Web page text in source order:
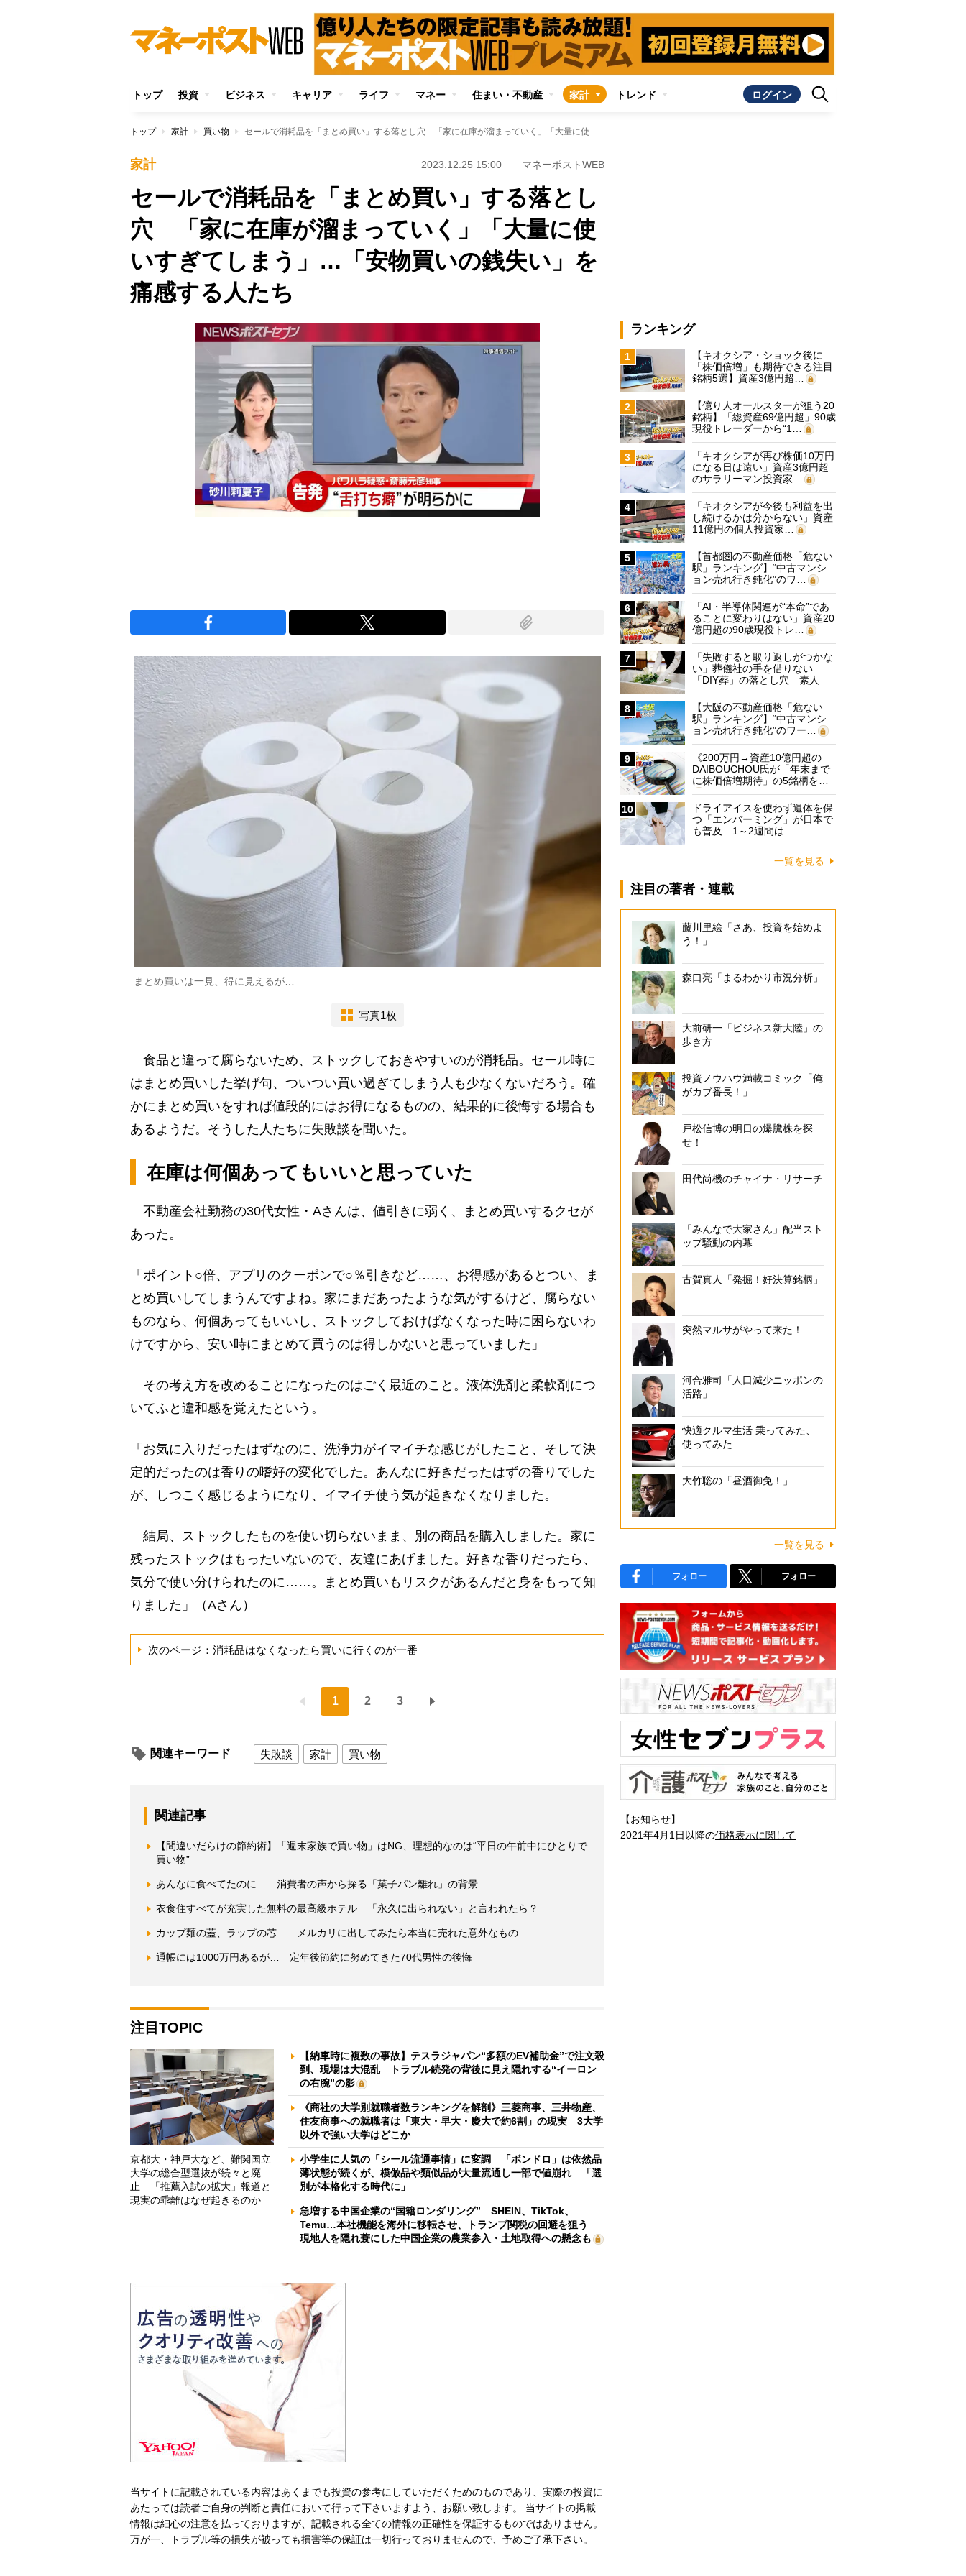
トップ 投資 ビジネス キャリア ライフ マネー 住まい・不動産 家計 トレンド ログイン
トップ 家計 買い物 セールで消耗品を「まとめ買い」する落とし穴 「家に在庫が溜まっていく」「大量に使いすぎてしまう」…「安物買いの銭失い」を痛感する人たち
家計 2023.12.25 15:00 マネーポストWEB
セールで消耗品を「まとめ買い」する落とし
穴 「家に在庫が溜まっていく」「大量に使
いすぎてしまう」…「安物買いの銭失い」を
痛感する人たち
まとめ買いは一見、得に見えるが…
写真1枚
食品と違って腐らないため、ストックしておきやすいのが消耗品。セール時に
はまとめ買いした挙げ句、ついつい買い過ぎてしまう人も少なくないだろう。確
かにまとめ買いをすれば値段的にはお得になるものの、結果的に後悔する場合も
あるようだ。そうした人たちに失敗談を聞いた。
在庫は何個あってもいいと思っていた
不動産会社勤務の30代女性・Aさんは、値引きに弱く、まとめ買いするクセが
あった。
「ポイント○倍、アプリのクーポンで○％引きなど……、お得感があるとつい、ま
とめ買いしてしまうんですよね。家にまだあったような気がするけど、腐らない
ものなら、何個あってもいいし、ストックしておけばなくなった時に困らないわ
けですから、安い時にまとめて買うのは得しかないと思っていました」
その考え方を改めることになったのはごく最近のこと。液体洗剤と柔軟剤につ
いてふと違和感を覚えたという。
「お気に入りだったはずなのに、洗浄力がイマイチな感じがしたこと、そして決
定的だったのは香りの嗜好の変化でした。あんなに好きだったはずの香りでした
が、しつこく感じるようになり、イマイチ使う気が起きなくなりました。
結局、ストックしたものを使い切らないまま、別の商品を購入しました。家に
残ったストックはもったいないので、友達にあげました。好きな香りだったら、
気分で使い分けられたのに……。まとめ買いもリスクがあるんだと身をもって知
りました」（Aさん）
次のページ：消耗品はなくなったら買いに行くのが一番
1 2 3
関連キーワード 失敗談 家計 買い物
関連記事
【間違いだらけの節約術】「週末家族で買い物」はNG、理想的なのは“平日の午前中にひとりで
買い物”
あんなに食べてたのに… 消費者の声から探る「菓子パン離れ」の背景
衣食住すべてが充実した無料の最高級ホテル 「永久に出られない」と言われたら？
カップ麺の蓋、ラップの芯… メルカリに出してみたら本当に売れた意外なもの
通帳には1000万円あるが… 定年後節約に努めてきた70代男性の後悔
注目TOPIC
京都大・神戸大など、難関国立
大学の総合型選抜が続々と廃
止 「推薦入試の拡大」報道と
現実の乖離はなぜ起きるのか
【納車時に複数の事故】テスラジャパン“多額のEV補助金”で注文殺
到、現場は大混乱 トラブル続発の背後に見え隠れする“イーロン
の右腕”の影
《商社の大学別就職者数ランキングを解剖》三菱商事、三井物産、
住友商事への就職者は「東大・早大・慶大で約6割」の現実 3大学
以外で強い大学はどこか
小学生に人気の「シール流通事情」に変調 「ボンドロ」は依然品
薄状態が続くが、模倣品や類似品が大量流通し一部で値崩れ 「選
別が本格化する時代に」
急増する中国企業の“国籍ロンダリング” SHEIN、TikTok、
Temu…本社機能を海外に移転させ、トランプ関税の回避を狙う
現地人を隠れ蓑にした中国企業の農業参入・土地取得への懸念も
当サイトに記載されている内容はあくまでも投資の参考にしていただくためのものであり、実際の投資に
あたっては読者ご自身の判断と責任において行って下さいますよう、お願い致します。 当サイトの掲載
情報は細心の注意を払っておりますが、記載される全ての情報の正確性を保証するものではありません。
万が一、トラブル等の損失が被っても損害等の保証は一切行っておりませんので、予めご了承下さい。
ランキング
1
【キオクシア・ショック後に
「株価倍増」も期待できる注目
銘柄5選】資産3億円超…
2
【億り人オールスターが狙う20
銘柄】「総資産69億円超」90歳
現役トレーダーから“1…
3
「キオクシアが再び株価10万円
になる日は遠い」資産3億円超
のサラリーマン投資家…
4
「キオクシアが今後も利益を出
し続けるかは分からない」資産
11億円の個人投資家…
5
【首都圏の不動産価格「危ない
駅」ランキング】“中古マンシ
ョン売れ行き鈍化”のワ…
6
「AI・半導体関連が“本命”であ
ることに変わりはない」資産20
億円超の90歳現役トレ…
7
「失敗すると取り返しがつかな
い」葬儀社の手を借りない
「DIY葬」の落とし穴 素人
に…
8
【大阪の不動産価格「危ない
駅」ランキング】“中古マンシ
ョン売れ行き鈍化”のワー…
9
《200万円→資産10億円超の
DAIBOUCHOU氏が「年末まで
に株価倍増期待」の5銘柄を…
10
ドライアイスを使わず遺体を保
つ「エンバーミング」が日本で
も普及 1～2週間は…
一覧を見る
注目の著者・連載
藤川里絵「さあ、投資を始めよ
う！」
森口亮「まるわかり市況分析」
大前研一「ビジネス新大陸」の
歩き方
投資ノウハウ満載コミック「俺
がカブ番長！」
戸松信博の明日の爆騰株を探
せ！
田代尚機のチャイナ・リサーチ
「みんなで大家さん」配当スト
ップ騒動の内幕
古賀真人「発掘！好決算銘柄」
突然マルサがやって来た！
河合雅司「人口減少ニッポンの
活路」
快適クルマ生活 乗ってみた、
使ってみた
大竹聡の「昼酒御免！」
一覧を見る
フォロー フォロー
【お知らせ】
2021年4月1日以降の価格表示に関して